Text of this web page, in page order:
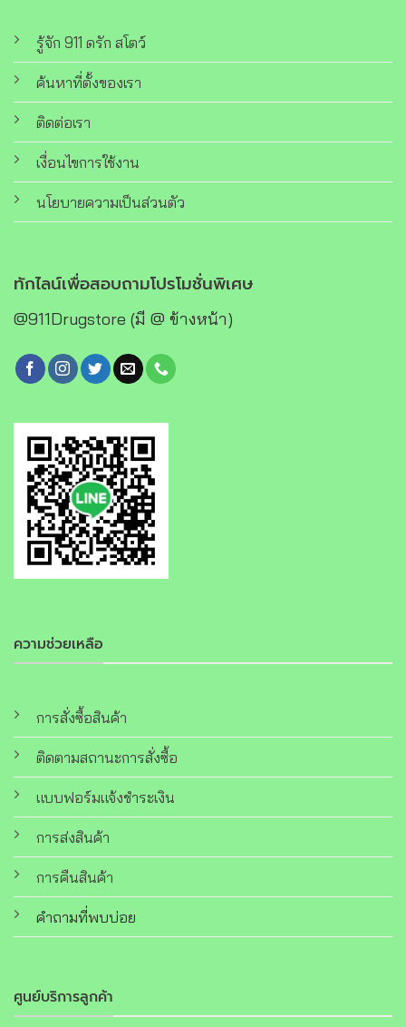
รู้จัก 911 ดรัก สโตว์
ค้นหาที่ตั้งของเรา
ติดต่อเรา
เงื่อนไขการใช้งาน
นโยบายความเป็นส่วนตัว
ความช่วยเหลือ
การสั่งซื้อสินค้า
ติดตามสถานะการสั่งซื้อ
แบบฟอร์มแจ้งชำระเงิน
การส่งสินค้า
การคืนสินค้า
คำถามที่พบบ่อย
ศูนย์บริการลูกค้า
ทักไลน์เพื่อสอบถามโปรโมชั่นพิเศษ
@911Drugstore (มี @ ข้างหน้า)